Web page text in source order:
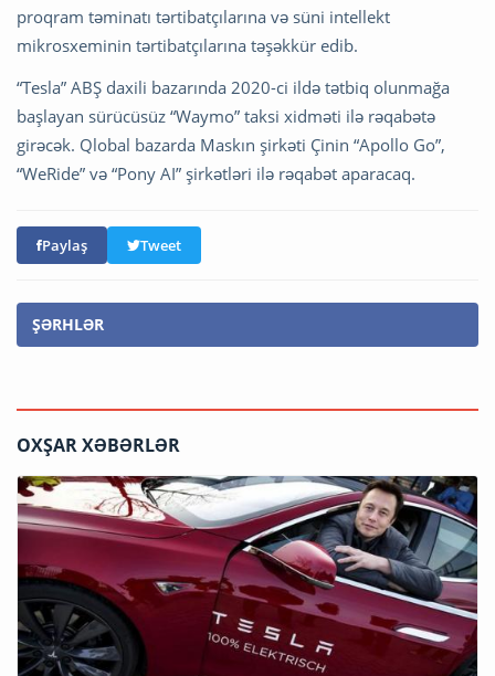
proqram təminatı tərtibatçılarına və süni intellekt
mikrosxeminin tərtibatçılarına təşəkkür edib.
“Tesla” ABŞ daxili bazarında 2020-ci ildə tətbiq olunmağa
başlayan sürücüsüz “Waymo” taksi xidməti ilə rəqabətə
girəcək. Qlobal bazarda Maskın şirkəti Çinin “Apollo Go”,
“WeRide” və “Pony AI” şirkətləri ilə rəqabət aparacaq.
Paylaş Tweet
ŞƏRHLƏR
OXŞAR XƏBƏRLƏR